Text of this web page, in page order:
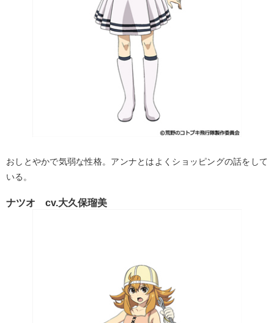
おしとやかで気弱な性格。アンナとはよくショッピングの話をして
いる。
ナツオ cv.大久保瑠美